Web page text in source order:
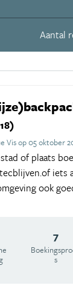
Aantal
Vis op 05 oktober
of plaats
iets
ook
7
s